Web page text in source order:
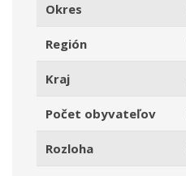
Okres
Región
Kraj
Počet obyvateľov
Rozloha